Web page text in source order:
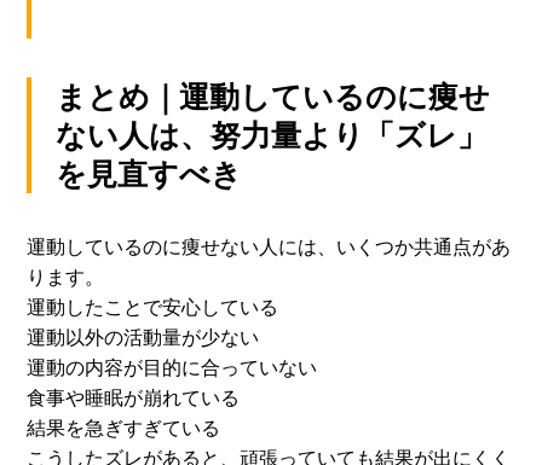
まとめ｜運動しているのに痩せ
ない人は、努力量より「ズレ」
を見直すべき
運動しているのに痩せない人には、いくつか共通点があ
ります。
運動したことで安心している
運動以外の活動量が少ない
運動の内容が目的に合っていない
食事や睡眠が崩れている
結果を急ぎすぎている
こうしたズレがあると、頑張っていても結果が出にくく